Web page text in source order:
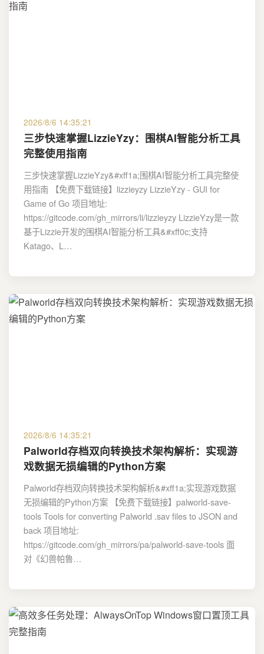
2026/8/6 14:35:21
三步快速掌握LizzieYzy：围棋AI智能分析工具
完整使用指南
三步快速掌握LizzieYzy&#xff1a;围棋AI智能分析工具完整使
用指南 【免费下载链接】lizzieyzy LizzieYzy - GUI for
Game of Go 项目地址:
https://gitcode.com/gh_mirrors/li/lizzieyzy LizzieYzy是一款
基于Lizzie开发的围棋AI智能分析工具&#xff0c;支持
Katago、L…
2026/8/6 14:35:21
Palworld存档双向转换技术架构解析：实现游
戏数据无损编辑的Python方案
Palworld存档双向转换技术架构解析&#xff1a;实现游戏数据
无损编辑的Python方案 【免费下载链接】palworld-save-
tools Tools for converting Palworld .sav files to JSON and
back 项目地址:
https://gitcode.com/gh_mirrors/pa/palworld-save-tools 面
对《幻兽帕鲁…